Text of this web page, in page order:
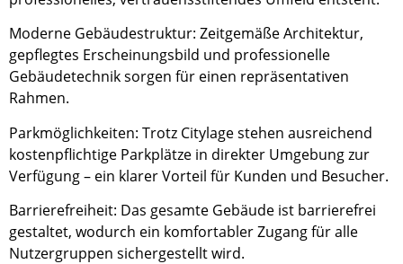
Moderne Gebäudestruktur: Zeitgemäße Architektur,
gepflegtes Erscheinungsbild und professionelle
Gebäudetechnik sorgen für einen repräsentativen
Rahmen.
Parkmöglichkeiten: Trotz Citylage stehen ausreichend
kostenpflichtige Parkplätze in direkter Umgebung zur
Verfügung – ein klarer Vorteil für Kunden und Besucher.
Barrierefreiheit: Das gesamte Gebäude ist barrierefrei
gestaltet, wodurch ein komfortabler Zugang für alle
Nutzergruppen sichergestellt wird.